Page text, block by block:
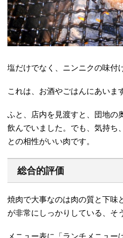
塩だけでなく、ニンニクの味付
これは、お酒やごはんにあいま
ふと、店内を見渡すと、団地の
飲んでいました。でも、気持ち
との相性がいい肉です。
総合的評価
焼肉で大事なのは肉の質と下味
が非常にしっかりしている、そ